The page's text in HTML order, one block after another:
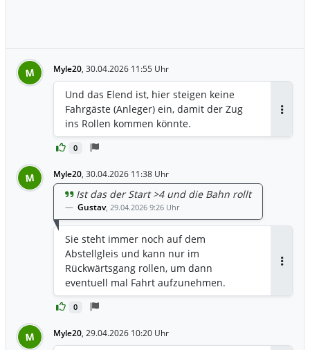
M Myle20, 30.04.2026 11:55 Uhr
0
Und das Elend ist, hier steigen keine
Fahrgäste (Anleger) ein, damit der Zug
ins Rollen kommen könnte.
M Myle20, 30.04.2026 11:38 Uhr
0
Ist das der Start >4 und die Bahn rollt
Gustav, 29.04.2026 9:26 Uhr
Sie steht immer noch auf dem
Abstellgleis und kann nur im
Rückwärtsgang rollen, um dann
eventuell mal Fahrt aufzunehmen.
M Myle20, 29.04.2026 10:20 Uhr